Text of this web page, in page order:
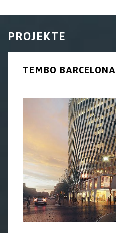
PROJEKTE
TEMBO BARCELONA